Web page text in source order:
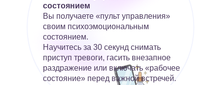
состоянием
Вы получаете «пульт управления»
своим психоэмоциональным
состоянием.
Научитесь за 30 секунд снимать
приступ тревоги, гасить внезапное
раздражение или включать «рабочее
состояние» перед важной встречей.